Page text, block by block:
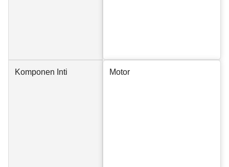
Komponen Inti Motor